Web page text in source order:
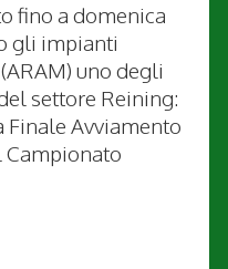
fino a domenica
gli impianti
uno degli
settore Reining:
Avviamento
Campionato